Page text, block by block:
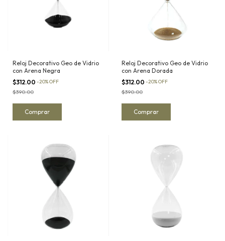
Reloj Decorativo Geo de Vidrio
con Arena Negra
$312.00 -20%OFF
$390.00
Reloj Decorativo Geo de Vidrio
con Arena Dorada
$312.00 -20%OFF
$390.00